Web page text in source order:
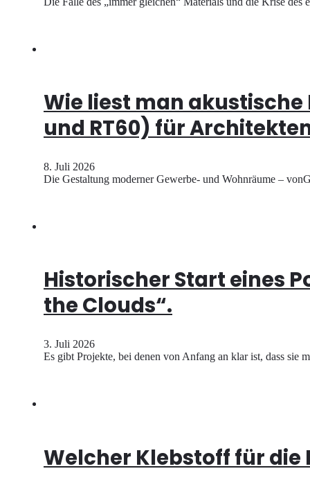
Wie liest man akustische
und RT60) für
8. Juli 2026
Die Gestaltung moderner Gewerbe- und Wohnräume –
Historischer Start eines
the Clouds“.
3. Juli 2026
Es gibt Projekte, bei denen von Anfang an klar ist, dass sie
Welcher Klebstoff für die